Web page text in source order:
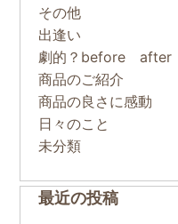
その他
出逢い
劇的？before after
商品のご紹介
商品の良さに感動
日々のこと
未分類
最近の投稿